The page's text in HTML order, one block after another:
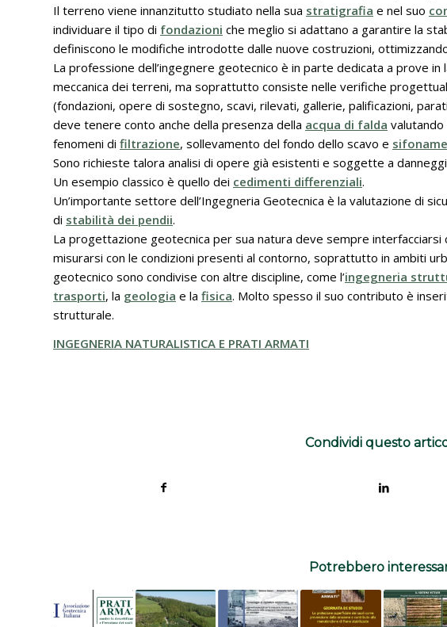
Il terreno viene innanzitutto studiato nella sua stratigrafia e nel suo
individuare il tipo di fondazioni che meglio si adattano a garantire la
definiscono le modifiche introdotte dalle nuove costruzioni,
La professione dell’ingegnere geotecnico è in parte dedicata a prove
meccanica dei terreni, ma soprattutto consiste nelle verifiche
(fondazioni, opere di sostegno, scavi, rilevati, gallerie, palificazioni,
deve tenere conto anche della presenza della acqua di falda
fenomeni di filtrazione, sollevamento del fondo dello scavo e
Sono richieste talora analisi di opere già esistenti e soggette a
Un esempio classico è quello dei cedimenti differenziali.
Un’importante settore dell’Ingegneria Geotecnica è la valutazione di
di stabilità dei pendii.
La progettazione geotecnica per sua natura deve sempre
misurarsi con le condizioni presenti al contorno, soprattutto in ambiti
geotecnico sono condivise con altre discipline, come l’ingegneria
trasporti, la geologia e la fisica. Molto spesso il suo contributo è
strutturale.
INGEGNERIA NATURALISTICA E PRATI ARMATI
Condividi questo
Potrebbero